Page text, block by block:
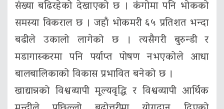
संख्या बढिरहेको देखाएको छ । कंगोमा पनि भोकको
समस्या विकराल छ । जहाँ भोकमरी ६५ प्रतिशत भन्दा
बढीले उकालो लागेको छ । त्यसैगरी बुरुन्डी र
मडागास्करमा पनि पर्याप्त पोषण नभएकोले आधा
बालबालिकाको विकास प्रभावित बनेको छ ।
खाद्यान्नको विश्वव्यापी मूल्यवृद्धि र विश्वव्यापी आर्थिक